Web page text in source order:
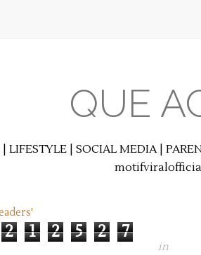
QUE
LIFESTYLE | SOCIAL MEDIA |
2 1 2 5 2 7
in